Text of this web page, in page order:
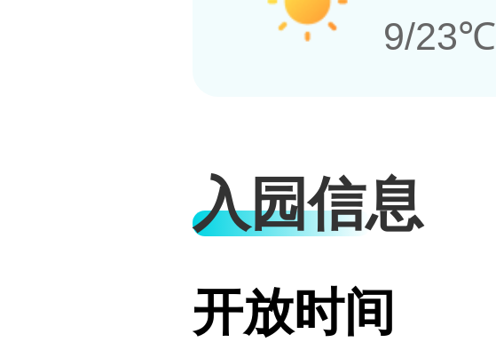
9/23℃
入园信息
开放时间